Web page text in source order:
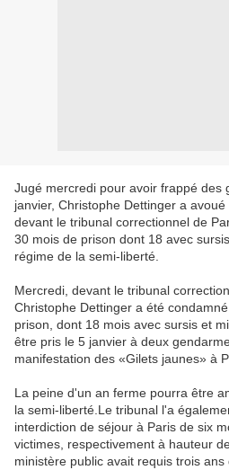
Jugé mercredi pour avoir frappé des
janvier, Christophe Dettinger a
devant le tribunal correctionnel de
30 mois de prison dont 18 avec
régime de la semi-liberté.
Mercredi, devant le tribunal
Christophe Dettinger a été
prison, dont 18 mois avec sursis et
être pris le 5 janvier à deux
manifestation des «Gilets jaunes» à
La peine d'un an ferme pourra être
la semi-liberté.Le tribunal l'a
interdiction de séjour à Paris de six
victimes, respectivement à hauteur
ministère public avait requis trois